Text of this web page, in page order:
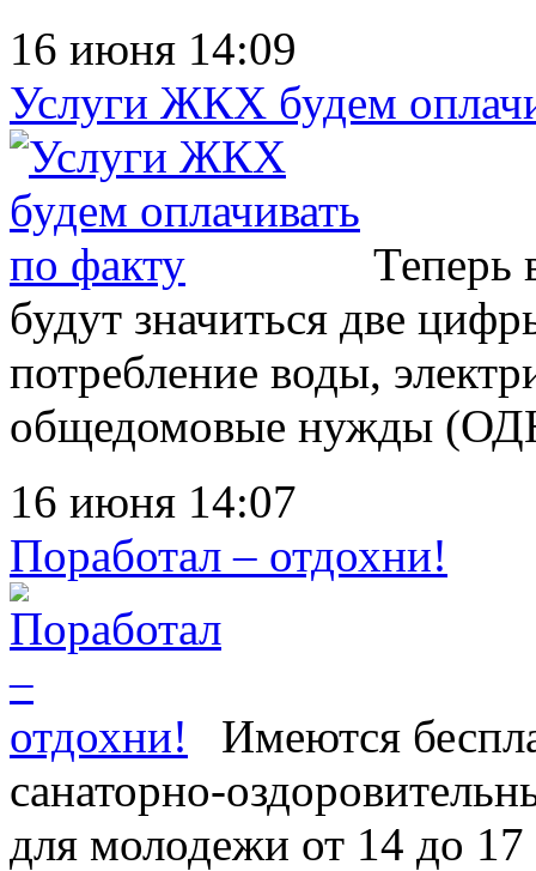
16 июня 14:09
Услуги ЖКХ будем
Теперь
будут значиться две
потребление воды,
общедомовые нужды
16 июня 14:07
Поработал – отдохни!
Имеются
санаторно-
для молодежи от 14 до 17